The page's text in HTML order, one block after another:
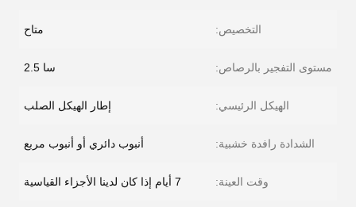
التخصيص: متاح
مستوى التفجير بالرصاص: سا 2.5
الهيكل الرئيسي: إطار الهيكل الصلب
الشدادة رافدة خشبية: أنبوب دائري أو أنبوب مربع
وقت العينة: 7 أيام إذا كان لدينا الأجزاء القياسية